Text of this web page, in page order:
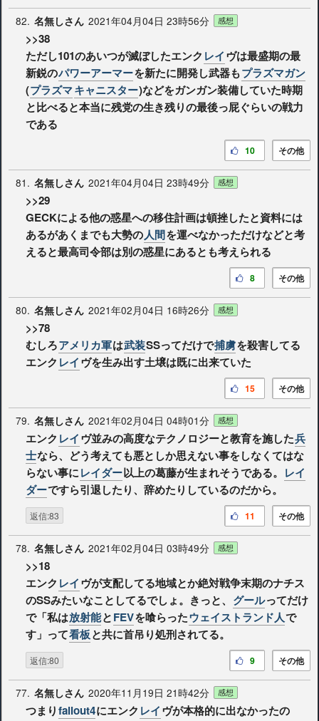
82. 名無しさん 2021年04月04日 23時56分 感想
>>38
ただし101のあいつが滅ぼしたエンク レイヴは最盛期の最
新鋭のパワーアーマーを新たに開発し武器もプラズマガン
(プラズマキャニスター)などをガンガン装備していた時期
と比べると本当に残党の生き残りの最後っ屁ぐらいの戦力
である
その他
10
81. 名無しさん 2021年04月04日 23時49分 感想
>>29
GECKによる他の惑星への移住計画は頓挫したと資料には
あるがあくまでも大勢の人間を運べなかっただけなどと考
えると最高司令部は別の惑星にあるとも考えられる
その他
8
80. 名無しさん 2021年02月04日 16時26分 感想
>>78
むしろアメリカ軍は武装SSってだけで捕虜を殺害してる
エンク レイヴを生み出す土壌は既に出来ていた
その他
15
79. 名無しさん 2021年02月04日 04時01分 感想
エンク レイヴ並みの高度なテクノロジーと教育を施した兵
士なら、どう考えても悪としか思えない事をしなくてはな
らない事にレイダー以上の葛藤が生まれそうである。 レイ
ダーですら引退したり、辞めたりしているのだから。
返信:83 その他
11
78. 名無しさん 2021年02月04日 03時49分 感想
>>18
エンク レイヴが支配してる地域とか絶対戦争末期のナチス
のSSみたいなことしてるでしょ。きっと、 グールってだけ
で「私は放射能とFEVを喰らったウェイストランド人で
す」って看板と共に首吊り処刑されてる。
返信:80 その他
9
77. 名無しさん 2020年11月19日 21時42分 感想
つまりfallout4にエンク レイヴが本格的に出なかったの